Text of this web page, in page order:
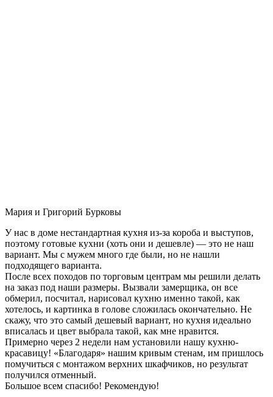
Мария и Григорий Бурковы
У нас в доме нестандартная кухня из-за короба и выступов,
поэтому готовые кухни (хоть они и дешевле) — это не наш
вариант. Мы с мужем много где были, но не нашли
подходящего варианта.
После всех походов по торговым центрам мы решили делать
на заказ под наши размеры. Вызвали замерщика, он все
обмерил, посчитал, нарисовал кухню именно такой, как
хотелось, и картинка в голове сложилась окончательно. Не
скажу, что это самый дешевый вариант, но кухня идеально
вписалась и цвет выбрала такой, как мне нравится.
Примерно через 2 недели нам установили нашу кухню-
красавицу! «Благодаря» нашим кривым стенам, им пришлось
помучиться с монтажом верхних шкафчиков, но результат
получился отменный.
Большое всем спасибо! Рекомендую!